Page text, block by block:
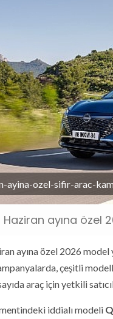
ayina-ozel-sifir-arac-
ayına özel
ayına özel 2026 model
çeşitli
araç için yetkili
iddialı modeli